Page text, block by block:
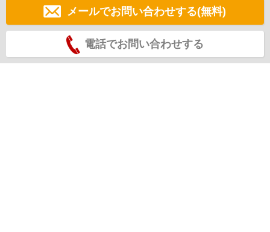
メールでお問い合わせする(無料)
電話でお問い合わせする